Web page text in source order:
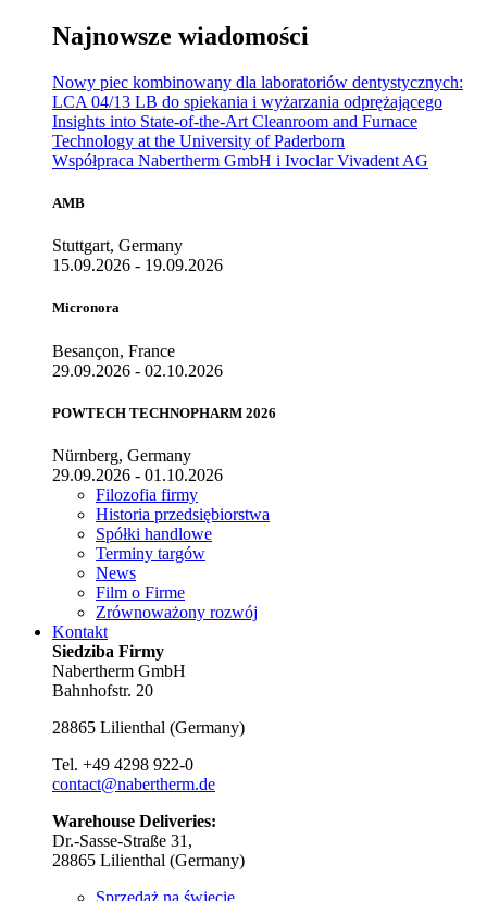
Najnowsze wiadomości
Nowy piec kombinowany dla laboratoriów dentystycznych:
LCA 04/13 LB do spiekania i wyżarzania odprężającego
Insights into State-of-the-Art Cleanroom and Furnace
Technology at the University of Paderborn
Współpraca Nabertherm GmbH i Ivoclar Vivadent AG
AMB
Stuttgart, Germany
15.09.2026 - 19.09.2026
Micronora
Besançon, France
29.09.2026 - 02.10.2026
POWTECH TECHNOPHARM 2026
Nürnberg, Germany
29.09.2026 - 01.10.2026
Filozofia firmy
Historia przedsiębiorstwa
Spółki handlowe
Terminy targów
News
Film o Firme
Zrównoważony rozwój
Kontakt
Siedziba Firmy
Nabertherm GmbH
Bahnhofstr. 20
28865 Lilienthal (Germany)
Tel. +49 4298 922-0
contact@nabertherm.de
Warehouse Deliveries:
Dr.-Sasse-Straße 31,
28865 Lilienthal (Germany)
Sprzedaż na świecie